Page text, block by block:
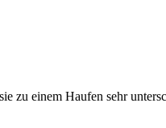
einem Haufen sehr